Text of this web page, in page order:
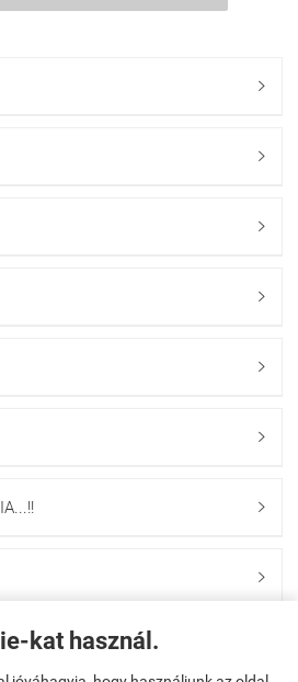
kat használ.







